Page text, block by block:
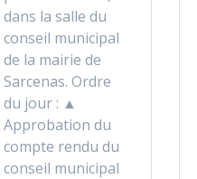
dans la salle du
conseil municipal
de la mairie de
Sarcenas. Ordre
du jour : ▲
Approbation du
compte rendu du
conseil municipal